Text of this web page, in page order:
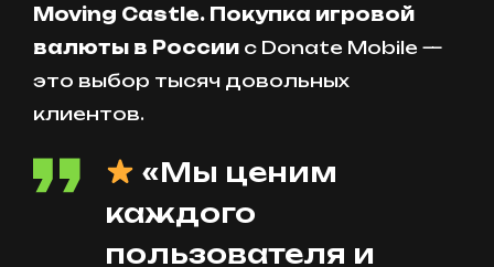
Moving Castle. Покупка игровой
валюты в России с Donate Mobile —
это выбор тысяч довольных
клиентов.
«Мы ценим
каждого
пользователя и